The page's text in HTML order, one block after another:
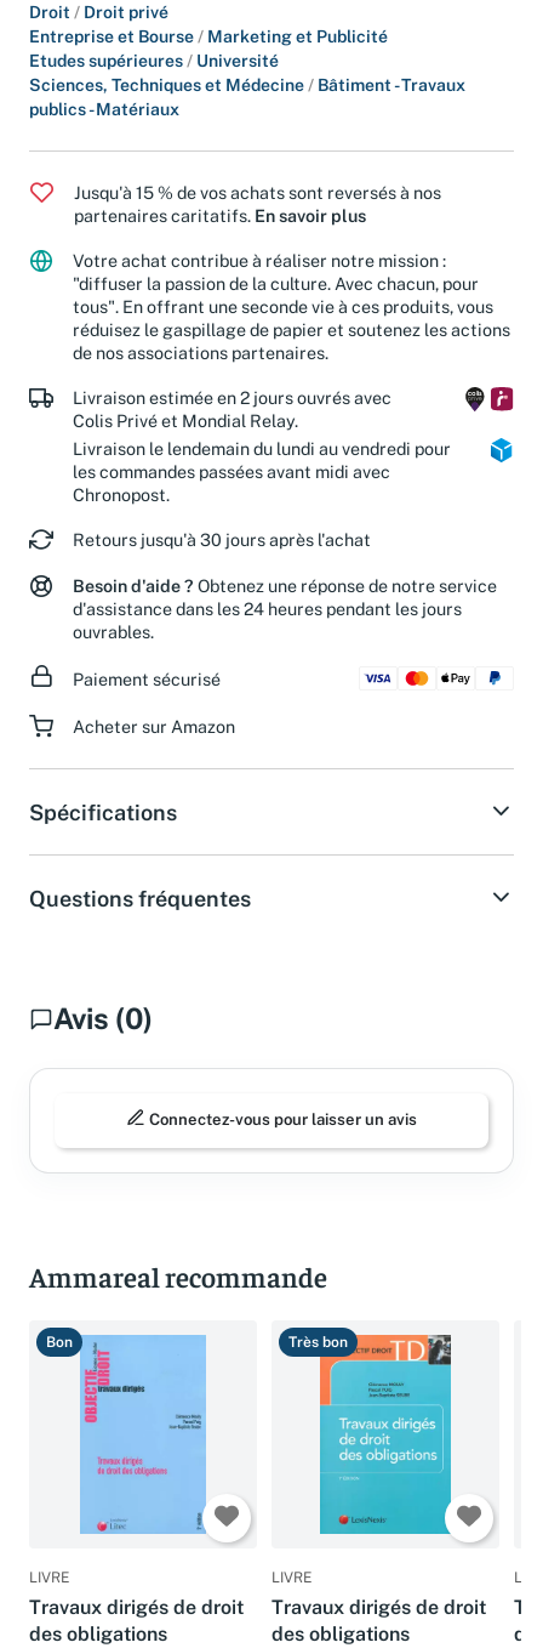
Droit / Droit privé
Entreprise et Bourse/ Marketing et Publicité
Etudes supérieures/ Université
Sciences, Techniques et Médecine/ Bâtiment - Travaux
publics - Matériaux
Jusqu'à 15 % de vos achats sont reversés à nos
partenaires caritatifs. En savoir plus
Votre achat contribue à réaliser notre mission :
"diffuser la passion de la culture. Avec chacun, pour
tous". En offrant une seconde vie à ces produits, vous
réduisez le gaspillage de papier et soutenez les actions
de nos associations partenaires.
Livraison estimée en 2 jours ouvrés avec
Colis Privé et Mondial Relay.
Livraison le lendemain du lundi au vendredi pour
les commandes passées avant midi avec
Chronopost.
Retours jusqu'à 30 jours après l'achat
Besoin d'aide ? Obtenez une réponse de notre service
d'assistance dans les 24 heures pendant les jours
ouvrables.
Paiement sécurisé
Acheter sur Amazon
Spécifications
Questions fréquentes
Avis (0)
Connectez-vous pour laisser un avis
Ammareal recommande
Bon
LIVRE
Travaux dirigés de droit
des obligations
Très bon
LIVRE
Travaux dirigés de droit
des obligations